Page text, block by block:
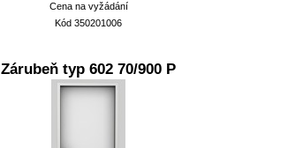
Cena na vyžádání
Kód 350201006
Zárubeň typ 602 70/900 P